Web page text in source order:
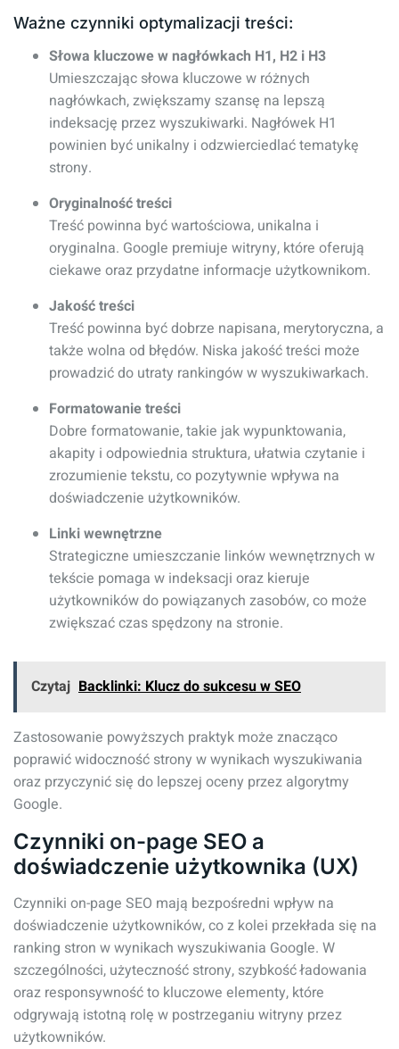
Ważne czynniki optymalizacji treści:
Słowa kluczowe w nagłówkach H1, H2 i H3
Umieszczając słowa kluczowe w różnych
nagłówkach, zwiększamy szansę na lepszą
indeksację przez wyszukiwarki. Nagłówek H1
powinien być unikalny i odzwierciedlać tematykę
strony.
Oryginalność treści
Treść powinna być wartościowa, unikalna i
oryginalna. Google premiuje witryny, które oferują
ciekawe oraz przydatne informacje użytkownikom.
Jakość treści
Treść powinna być dobrze napisana, merytoryczna, a
także wolna od błędów. Niska jakość treści może
prowadzić do utraty rankingów w wyszukiwarkach.
Formatowanie treści
Dobre formatowanie, takie jak wypunktowania,
akapity i odpowiednia struktura, ułatwia czytanie i
zrozumienie tekstu, co pozytywnie wpływa na
doświadczenie użytkowników.
Linki wewnętrzne
Strategiczne umieszczanie linków wewnętrznych w
tekście pomaga w indeksacji oraz kieruje
użytkowników do powiązanych zasobów, co może
zwiększać czas spędzony na stronie.
Czytaj Backlinki: Klucz do sukcesu w SEO
Zastosowanie powyższych praktyk może znacząco
poprawić widoczność strony w wynikach wyszukiwania
oraz przyczynić się do lepszej oceny przez algorytmy
Google.
Czynniki on-page SEO a
doświadczenie użytkownika (UX)
Czynniki on-page SEO mają bezpośredni wpływ na
doświadczenie użytkowników, co z kolei przekłada się na
ranking stron w wynikach wyszukiwania Google. W
szczególności, użyteczność strony, szybkość ładowania
oraz responsywność to kluczowe elementy, które
odgrywają istotną rolę w postrzeganiu witryny przez
użytkowników.